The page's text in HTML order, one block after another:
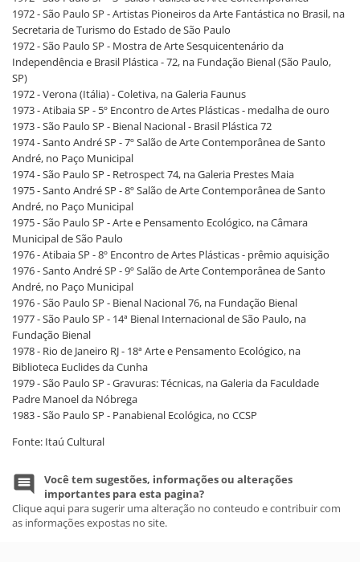
1972 - São Paulo SP - Artistas Pioneiros da Arte Fantástica no Brasil, na
Secretaria de Turismo do Estado de São Paulo
1972 - São Paulo SP - Mostra de Arte Sesquicentenário da
Independência e Brasil Plástica - 72, na Fundação Bienal (São Paulo,
SP)
1972 - Verona (Itália) - Coletiva, na Galeria Faunus
1973 - Atibaia SP - 5º Encontro de Artes Plásticas - medalha de ouro
1973 - São Paulo SP - Bienal Nacional - Brasil Plástica 72
1974 - Santo André SP - 7º Salão de Arte Contemporânea de Santo
André, no Paço Municipal
1974 - São Paulo SP - Retrospect 74, na Galeria Prestes Maia
1975 - Santo André SP - 8º Salão de Arte Contemporânea de Santo
André, no Paço Municipal
1975 - São Paulo SP - Arte e Pensamento Ecológico, na Câmara
Municipal de São Paulo
1976 - Atibaia SP - 8º Encontro de Artes Plásticas - prêmio aquisição
1976 - Santo André SP - 9º Salão de Arte Contemporânea de Santo
André, no Paço Municipal
1976 - São Paulo SP - Bienal Nacional 76, na Fundação Bienal
1977 - São Paulo SP - 14ª Bienal Internacional de São Paulo, na
Fundação Bienal
1978 - Rio de Janeiro RJ - 18ª Arte e Pensamento Ecológico, na
Biblioteca Euclides da Cunha
1979 - São Paulo SP - Gravuras: Técnicas, na Galeria da Faculdade
Padre Manoel da Nóbrega
1983 - São Paulo SP - Panabienal Ecológica, no CCSP
Fonte: Itaú Cultural
Você tem sugestões, informações ou alterações
importantes para esta pagina?
Clique aqui para sugerir uma alteração no conteudo e contribuir com
as informações expostas no site.